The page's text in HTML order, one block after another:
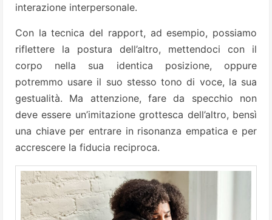
interazione interpersonale.
Con la tecnica del rapport, ad esempio, possiamo
riflettere la postura dell’altro, mettendoci con il
corpo nella sua identica posizione, oppure
potremmo usare il suo stesso tono di voce, la sua
gestualità. Ma attenzione, fare da specchio non
deve essere un’imitazione grottesca dell’altro, bensì
una chiave per entrare in risonanza empatica e per
accrescere la fiducia reciproca.